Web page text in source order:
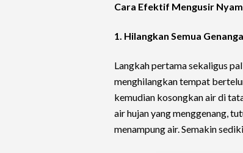
Cara Efektif Mengusir
1. Hilangkan Semua
Langkah pertama sekaligus
menghilangkan tempat
kemudian kosongkan air di
air hujan yang menggenang,
menampung air. Semakin